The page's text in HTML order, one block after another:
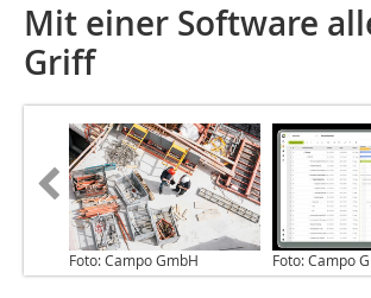
Mit einer Software
Griff
Foto: Campo GmbH Foto: Campo